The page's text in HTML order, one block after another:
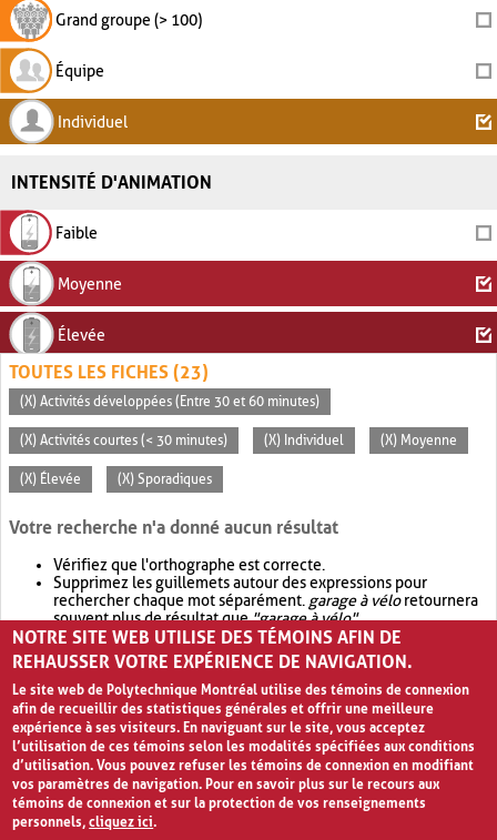
Grand groupe (> 100)
Équipe
Individuel
INTENSITÉ D'ANIMATION
Faible
Moyenne
Élevée
TOUTES LES FICHES (23)
(X) Activités développées (Entre 30 et 60 minutes)
(X) Activités courtes (< 30 minutes) (X) Individuel (X) Moyenne
(X) Élevée (X) Sporadiques
Votre recherche n'a donné aucun résultat
Vérifiez que l'orthographe est correcte.
Supprimez les guillemets autour des expressions pour
rechercher chaque mot séparément. garage à véloretournera
souvent plus de résultat que"garage à vélo".
Envisagez d'élargir votre recherche avec OR.garage OR vélo
retournera souvent plus de résultat quegarage à vélo
NOTRE SITE WEB UTILISE DES TÉMOINS AFIN DE
REHAUSSER VOTRE EXPÉRIENCE DE NAVIGATION.
Le site web de Polytechnique Montréal utilise des témoins de connexion
afin de recueillir des statistiques générales et offrir une meilleure
expérience à ses visiteurs. En naviguant sur le site, vous acceptez
l’utilisation de ces témoins selon les modalités spécifiées aux conditions
d’utilisation. Vous pouvez refuser les témoins de connexion en modifiant
vos paramètres de navigation. Pour en savoir plus sur le recours aux
témoins de connexion et sur la protection de vos renseignements
personnels,cliquez ici.